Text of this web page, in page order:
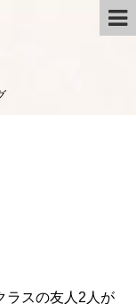
ラスの友人2人が